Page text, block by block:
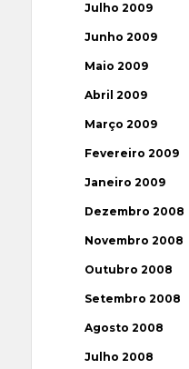
Julho 2009
Junho 2009
Maio 2009
Abril 2009
Março 2009
Fevereiro 2009
Janeiro 2009
Dezembro 2008
Novembro 2008
Outubro 2008
Setembro 2008
Agosto 2008
Julho 2008